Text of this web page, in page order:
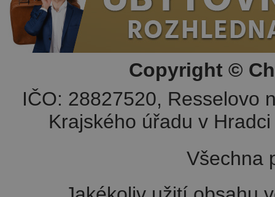
Copyright ©
IČO: 28827520, Resselovo
Krajského úřadu v
Všechna